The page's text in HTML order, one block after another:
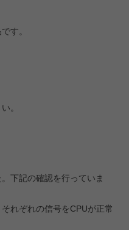
す。
。
下記の確認を行っていま
れぞれの信号をCPUが正常